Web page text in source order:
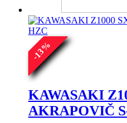
-
13
%
KAWASAKI
AKRAPOVIČ